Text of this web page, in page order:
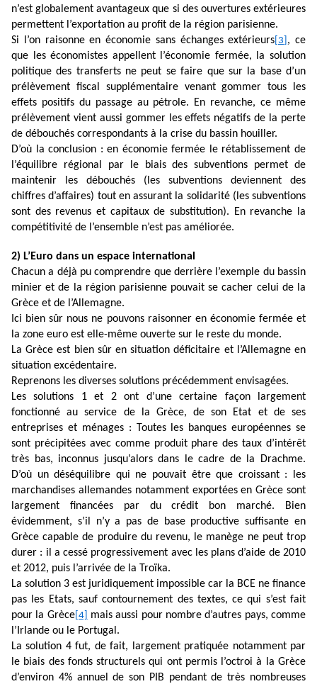
n’est globalement avantageux que si des ouvertures extérieures
permettent l’exportation au profit de la région parisienne.
Si l’on raisonne en économie sans échanges extérieurs [3] , ce
que les économistes appellent l’économie fermée, la solution
politique des transferts ne peut se faire que sur la base d’un
prélèvement fiscal supplémentaire venant gommer tous les
effets positifs du passage au pétrole. En revanche, ce même
prélèvement vient aussi gommer les effets négatifs de la perte
de débouchés correspondants à la crise du bassin houiller.
D’où la conclusion : en économie fermée le rétablissement de
l’équilibre régional par le biais des subventions permet de
maintenir les débouchés (les subventions deviennent des
chiffres d’affaires) tout en assurant la solidarité (les subventions
sont des revenus et capitaux de substitution). En revanche la
compétitivité de l’ensemble n’est pas améliorée.
2) L’Euro dans un espace international
Chacun a déjà pu comprendre que derrière l’exemple du bassin
minier et de la région parisienne pouvait se cacher celui de la
Grèce et de l’Allemagne.
Ici bien sûr nous ne pouvons raisonner en économie fermée et
la zone euro est elle-même ouverte sur le reste du monde.
La Grèce est bien sûr en situation déficitaire et l’Allemagne en
situation excédentaire.
Reprenons les diverses solutions précédemment envisagées.
Les solutions 1 et 2 ont d’une certaine façon largement
fonctionné au service de la Grèce, de son Etat et de ses
entreprises et ménages : Toutes les banques européennes se
sont précipitées avec comme produit phare des taux d’intérêt
très bas, inconnus jusqu’alors dans le cadre de la Drachme.
D’où un déséquilibre qui ne pouvait être que croissant : les
marchandises allemandes notamment exportées en Grèce sont
largement financées par du crédit bon marché. Bien
évidemment, s’il n’y a pas de base productive suffisante en
Grèce capable de produire du revenu, le manège ne peut trop
durer : il a cessé progressivement avec les plans d’aide de 2010
et 2012, puis l’arrivée de la Troïka.
La solution 3 est juridiquement impossible car la BCE ne finance
pas les Etats, sauf contournement des textes, ce qui s’est fait
pour la Grèce[4]
mais aussi pour nombre d’autres pays, comme
l’Irlande ou le Portugal.
La solution 4 fut, de fait, largement pratiquée notamment par
le biais des fonds structurels qui ont permis l’octroi à la Grèce
d’environ 4% annuel de son PIB pendant de très nombreuses